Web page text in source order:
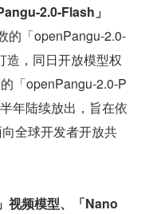
2.0-Flash」
的「openPangu-2.0-
造，同日开放模型权
「openPangu-2.0-P
年陆续放出，旨在依
全球开发者开放共
视频模型、「Nano